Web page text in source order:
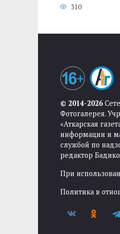
310
© 2014-2026
Фотогалерея.
«Аткарская
информации и
службой по
редактор
При
Политика в